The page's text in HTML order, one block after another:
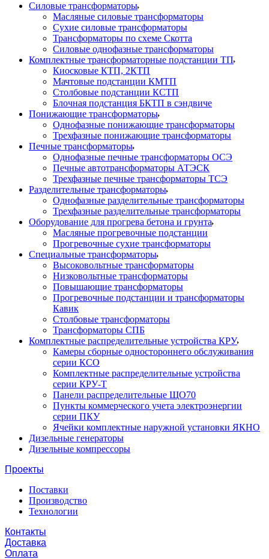
Силовые трансформаторы
Масляные силовые трансформаторы
Сухие силовые трансформаторы
Трансформаторы по схеме Скотта
Силовые однофазные трансформаторы
Комплектные трансформаторные подстанции ТП
Киосковые КТП, 2КТП
Мачтовые подстанции КМТП
Столбовые подстанции КСТП
Блочная подстанция БКТП в сэндвиче
Понижающие трансформаторы
Однофазные понижающие трансформаторы
Трехфазные понижающие трансформаторы
Печные трансформаторы
Однофазные печные трансформаторы ОСЭ
Печные автотрансформаторы АТЭСК
Трехфазные печные трансформаторы ТСЭ
Разделительные трансформаторы
Однофазные разделительные трансформаторы
Трехфазные разделительные трансформаторы
Оборудование для прогрева бетона и грунта
Масляные прогревочные подстанции
Прогревочные сухие трансформаторы
Специальные трансформаторы
Высоковольтные трансформаторы
Низковольтные трансформаторы
Повышающие трансформаторы
Прогревочные подстанции и трансформаторы
Кавик
Столбовые трансформаторы
Трансформаторы СПБ
Комплектные распределительные устройства КРУ
Камеры сборные одностороннего обслуживания
серии КСО
Комплектные распределительные устройства
серии КРУ-Т
Панели распределительные ЩО70
Пункты коммерческого учета электроэнергии
серии ПКУ
Ячейки комплектные наружной установки ЯКНО
Дизельные генераторы
Дизельные компрессоры
Проекты
Поставки
Производство
Технологии
Контакты
Доставка
Оплата